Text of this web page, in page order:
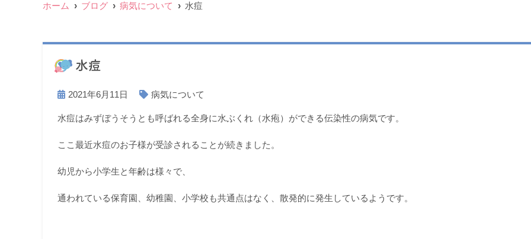
ホーム ブログ 病気について 水痘
水痘
2021年6月11日 病気について
水痘はみずぼうそうとも呼ばれる全身に水ぶくれ（水疱）ができる伝染性の病気です。
ここ最近水痘のお子様が受診されることが続きました。
幼児から小学生と年齢は様々で、
通われている保育園、幼稚園、小学校も共通点はなく、散発的に発生しているようです。